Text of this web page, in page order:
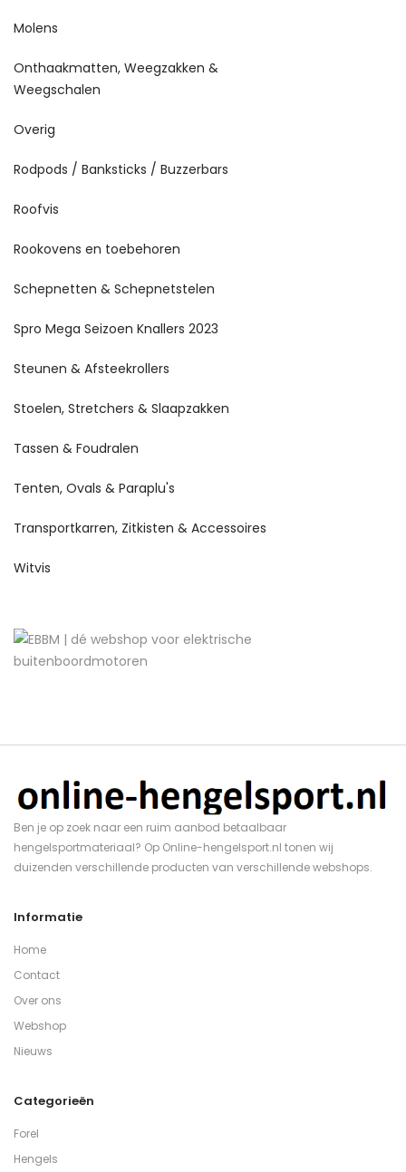
Molens
Onthaakmatten, Weegzakken &
Weegschalen
Overig
Rodpods / Banksticks / Buzzerbars
Roofvis
Rookovens en toebehoren
Schepnetten & Schepnetstelen
Spro Mega Seizoen Knallers 2023
Steunen & Afsteekrollers
Stoelen, Stretchers & Slaapzakken
Tassen & Foudralen
Tenten, Ovals & Paraplu's
Transportkarren, Zitkisten & Accessoires
Witvis
Ben je op zoek naar een ruim aanbod betaalbaar
hengelsportmateriaal? Op Online-hengelsport.nl tonen wij
duizenden verschillende producten van verschillende webshops.
Informatie
Home
Contact
Over ons
Webshop
Nieuws
Categorieën
Forel
Hengels